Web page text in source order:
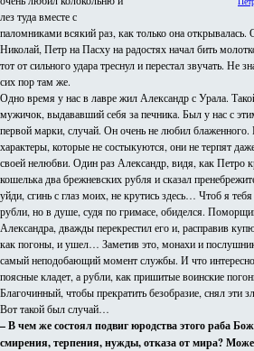
лез туда вместе с
паломниками всякий раз, как только она
Николай, Петр на Пасху на радостях начал бить
тот от сильного удара треснул и перестал звучать. Не
сих пор там же.
Одно время у нас в лавре жил Александр с Урала.
мужичок, выдававший себя за печника. Был у нас с
первой марки, случай. Он очень не любил блаженного.
характеры, которые не состыкуются, они не терпят
своей нелюбви. Один раз Александр, видя, как Петро
кошелька два брежневских рубля и сказал
уйди, сгинь с глаз моих, не крутись здесь… Чтоб я
рубли, но в душе, судя по гримасе, обиделся.
Александра, дважды перекрестил его и, расправив
как погоны, и ушел… Заметив это, монахи и
самый неподобающий момент службы. И что
поясные кладет, а рубли, как пришитые воинские
Благочинный, чтобы прекратить безобразие, снял эти
Вот такой был случай…
– В чем же состоял подвиг юродства этого раба
смирения, терпения, нужды, отказа от мира?